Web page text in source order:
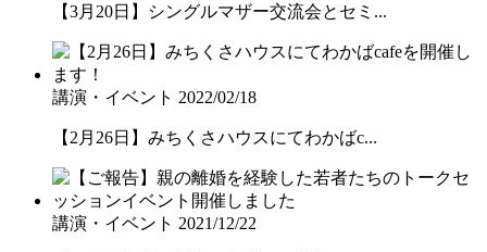
【3月20日】シングルマザー交流会とセミ...
講演・イベント 2022/02/18
【2月26日】みちくさハウスにてわかばc...
講演・イベント 2021/12/22